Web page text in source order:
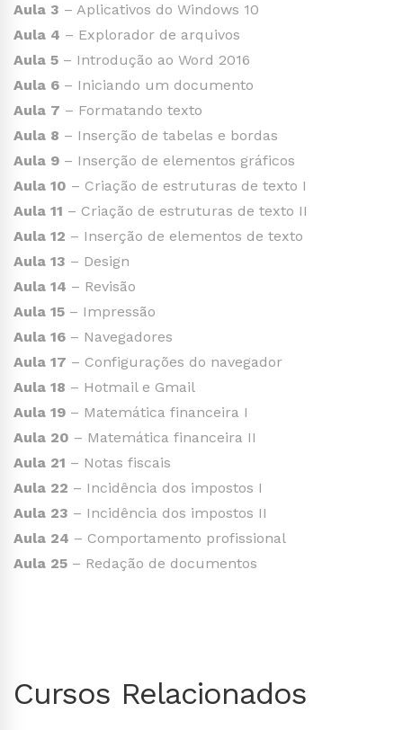
Aula 3 – Aplicativos do Windows 10
Aula 4 – Explorador de arquivos
Aula 5 – Introdução ao Word 2016
Aula 6 – Iniciando um documento
Aula 7 – Formatando texto
Aula 8 – Inserção de tabelas e bordas
Aula 9 – Inserção de elementos gráficos
Aula 10 – Criação de estruturas de texto I
Aula 11 – Criação de estruturas de texto II
Aula 12 – Inserção de elementos de texto
Aula 13 – Design
Aula 14 – Revisão
Aula 15 – Impressão
Aula 16 – Navegadores
Aula 17 – Configurações do navegador
Aula 18 – Hotmail e Gmail
Aula 19 – Matemática financeira I
Aula 20 – Matemática financeira II
Aula 21 – Notas fiscais
Aula 22 – Incidência dos impostos I
Aula 23 – Incidência dos impostos II
Aula 24 – Comportamento profissional
Aula 25 – Redação de documentos
Cursos Relacionados